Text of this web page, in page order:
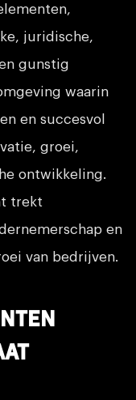
juridische,
gunstig
waarin
en succesvol
groei,
ontwikkeling.
trekt
en
van bedrijven.